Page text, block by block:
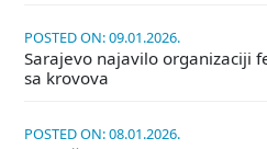
POSTED ON: 09.01.2026.
Sarajevo najavilo organizaciji
sa krovova
POSTED ON: 08.01.2026.